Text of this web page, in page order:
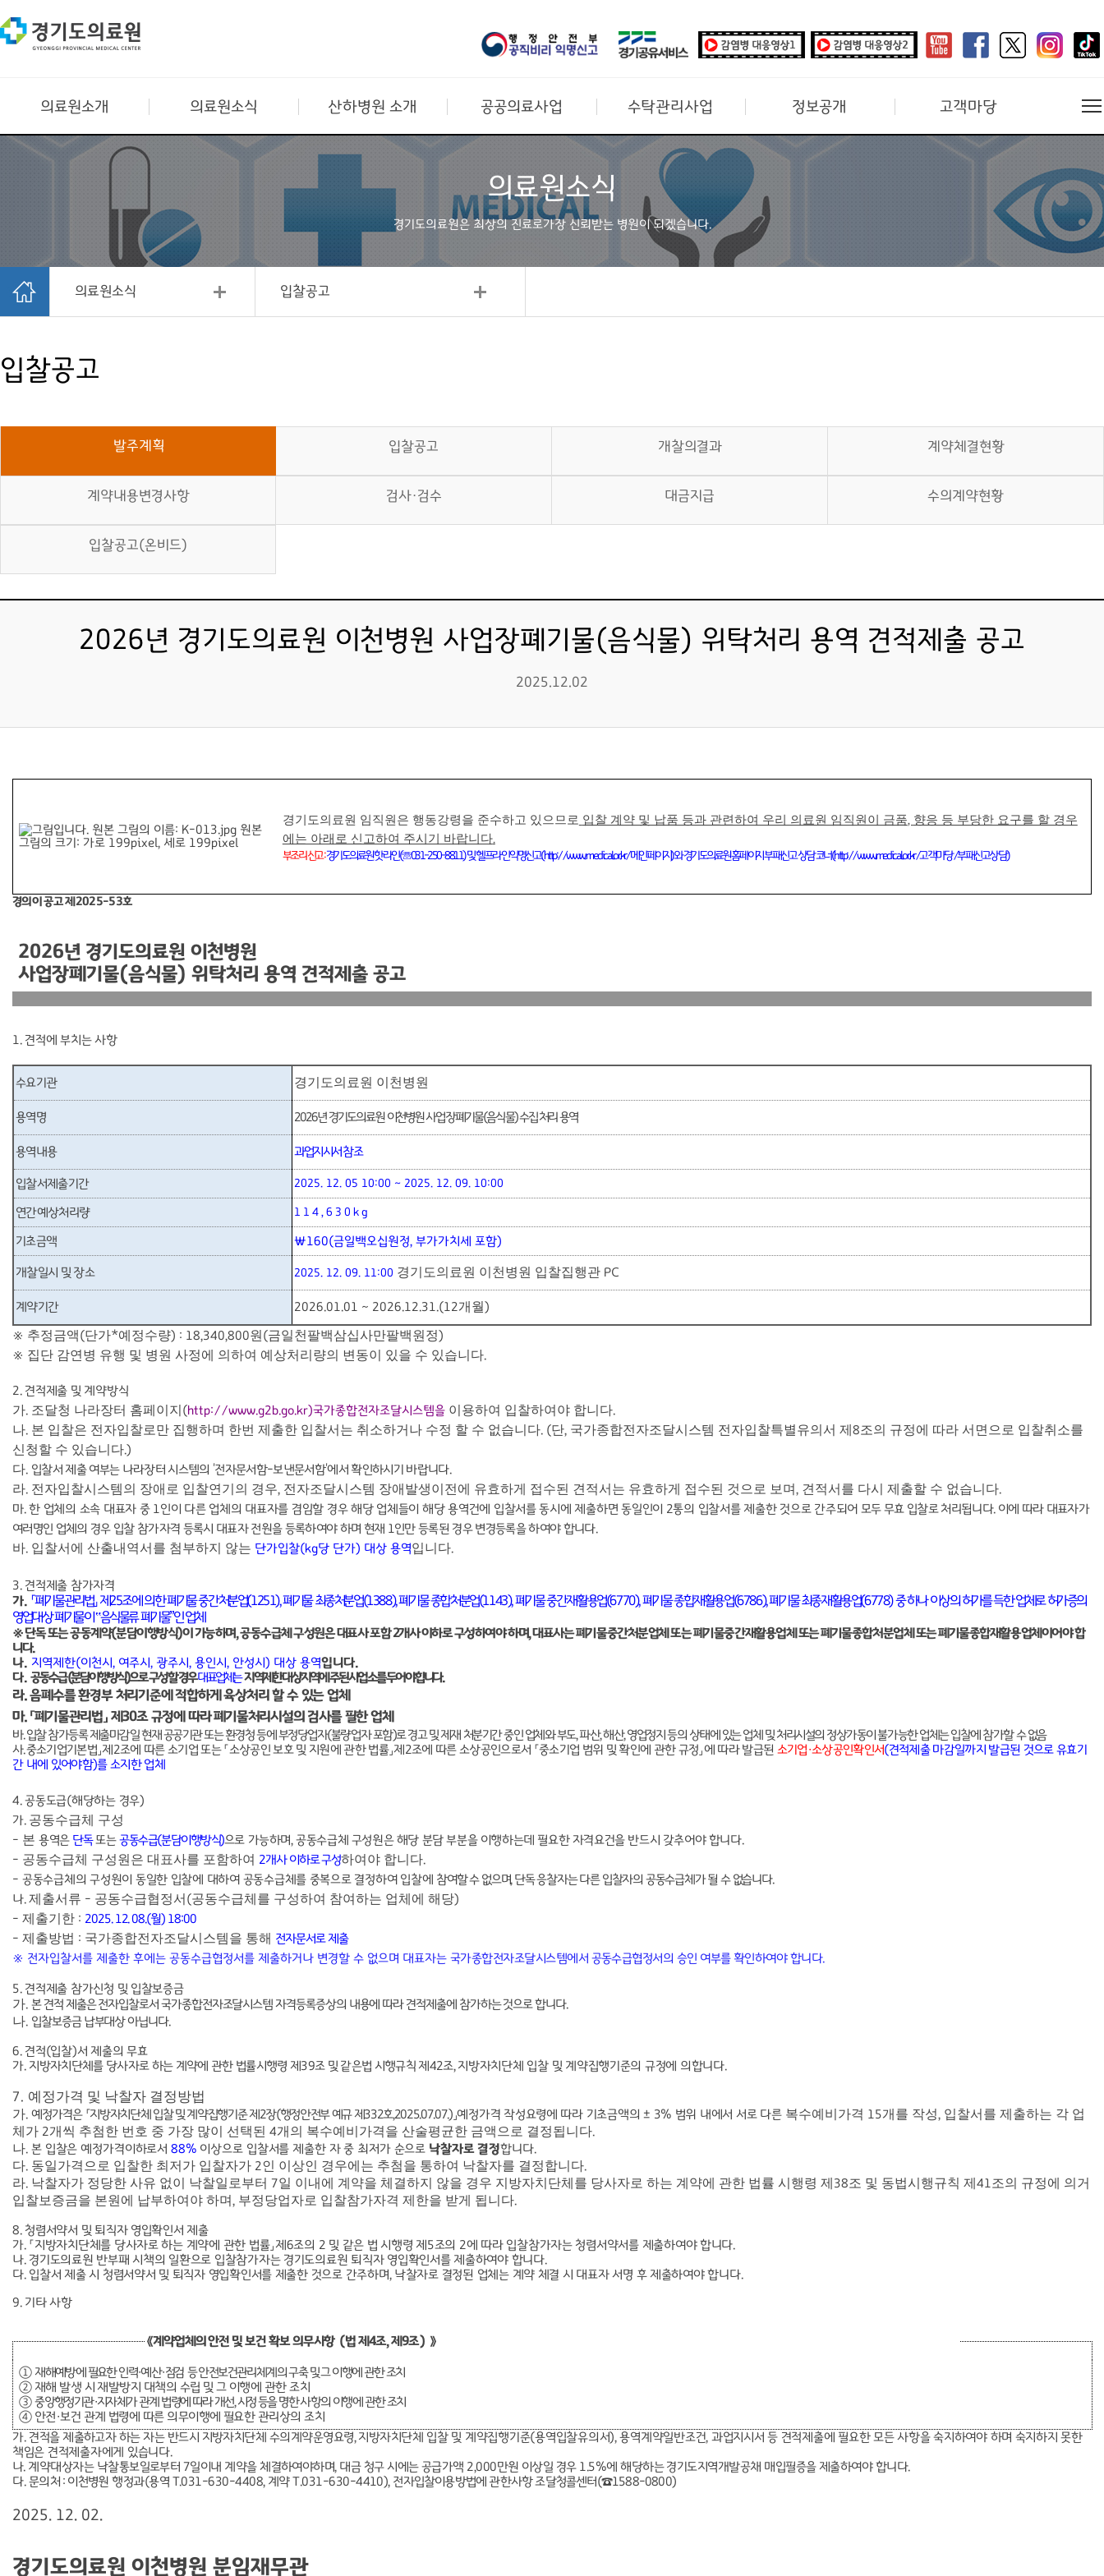
의료원소개 의료원소식 산하병원 소개 공공의료사업 수탁관리사업 정보공개 고객마당
의료원소식
경기도의료원은 최상의 진료로가장 신뢰받는 병원이 되겠습니다.
의료원소식 입찰공고
입찰공고
발주계획 입찰공고 개찰의결과 계약체결현황
계약내용변경사항 검사·검수 대금지급 수의계약현황
입찰공고(온비드)
2026년 경기도의료원 이천병원 사업장폐기물(음식물) 위탁처리 용역 견적제출 공고
2025.12.02
경기도의료원 임직원은 행동강령을 준수하고 있으므로 입찰 계약 및 납품 등과 관련하여 우리 의료원 임직원이 금품, 향응 등 부당한 요구를 할 경우
에는 아래로 신고하여 주시기 바랍니다.
부조리 신고:경기도의료원 핫라인(☏031-250-8811)및 헬프라인 익명신고(http://www. medical.or.kr/메인페이지)와 경기도의료원 홈페이지 부패신고 상담 코너(http://www.medical.or.kr/고객마당/부패신고상담)
경의이 공고 제 2025-53호
2026년 경기도의료원 이천병원
사업장폐기물(음식물) 위탁처리 용역 견적제출 공고
1. 견적에 부치는 사항
수요기관 경기도의료원 이천병원
용역명 2026년 경기도의료원 이천병원 사업장폐기물(음식물)수집 처리 용역
용역내용 과업지시서 참조
입찰서제출기간 2025. 12. 05 10:00 ~ 2025. 12. 09. 10:00
연간예상처리량 114,630kg
기초금액 ₩160(금일백오십원정, 부가가치세 포함)
개찰일시 및 장소 2025. 12. 09. 11:00 경기도의료원 이천병원 입찰집행관 PC
계약기간 2026.01.01 ~ 2026.12.31.(12개월)
※ 추정금액(단가*예정수량) : 18,340,800원 (금일천팔백삼십사만팔백원정)
※ 집단 감연병 유행 및 병원 사정에 의하여 예상처리량의 변동이 있을 수 있습니다.
2. 견적제출 및 계약방식
가. 조달청 나라장터 홈페이지 (http://www.g2b.go.kr)국가종합전자조달시스템을 이용하여 입찰하여야 합니다.
나. 본 입찰은 전자입찰로만 집행하며 한번 제출한 입찰서는 취소하거나 수정 할 수 없습니다. (단, 국가종합전자조달시스템 전자입찰특별유의서 제 8조의 규정에 따라 서면으로 입찰취소를
신청할 수 있습니다.)
다. 입찰서 제출 여부는 나라장터 시스템의 '전자문서함-보낸문서함'에서 확인하시기 바랍니다.
라. 전자입찰시스템의 장애로 입찰연기의 경우, 전자조달시스템 장애발생이전에 유효하게 접수된 견적서는 유효하게 접수된 것으로 보며 , 견적서를 다시 제출할 수 없습니다.
마.한 업체의 소속 대표자 중 1 인이 다른 업체의 대표자를 겸임할 경우 해당 업체들이 해당 용역건에 입찰서를 동시에 제출하면 동일인이 2통의 입찰서를 제출한 것으로 간주되어 모두 무효 입찰로 처리됩니다. 이에 따라 대표자가
여러명인 업체의 경우 입찰 참가자격 등록시 대표자 전원을 등록하여야 하며 현재 1 인만 등록된 경우 변경등록을 하여야 합니다.
바. 입찰서에 산출내역서를 첨부하지 않는 단가입찰(kg당 단가) 대상 용역입니다.
3. 견적제출 참가자격
가. 「폐기물관리법」제 25조에 의한 폐기물 중간처분업(1251),폐기물 최종처분업(1388),폐기물 종합처분업(1143),폐기물 중간재활용업(6770),폐기물 종합재활용업(6786),폐기물 최종재활용업(6778)중 하나 이상의 허가를 득한 업체로 허가증의
영업대상 폐기물이 ‟음식물류 폐기물”인 업체
※단독 또는 공동계약(분담이행방식)이 가능하며,공동수급체 구성원은 대표사 포함2개사 이하로 구성하여야 하며,대표사는 폐기물중간처분업체 또는 폐기물중간재활용업체 또는 폐기물종합처분업체 또는 폐기물종합재활용업체이어야 합
니다.
나. 지역제한(이천시 , 여주시 , 광주시 , 용인시 , 안성시 ) 대상 용역입니다.
다. 공동수급(분담이행방식)으로 구성 할 경우대표업체는 지역제한 대상지역에 주된 사업소를 두어야 합니다.
라.음폐수를 환경부 처리기준에 적합하게 육상처리 할 수 있는 업체
마. 「폐기물관리법 」 제 30조 규정에 따라 폐기물처리시설의 검사를 필한 업체
바.입찰 참가등록 제출마감일 현재 공공기관 또는 환경청 등에 부정당업자(불량업자 포함)로 경고 및 제재 처분기간 중인 업체와 부도,파산,해산,영업정지 등의 상태에 있는 업체 및 처리시설의 정상가동이 불가능한 업체는 입찰에 참가할 수 없음
사.중소기업기본법」제 2조에 따른 소기업 또는「소상공인 보호 및 지원에 관한 법률」제 2조에 따른 소상공인으로서 「중소기업 범위 및 확인에 관한 규정 」에 따라 발급된 소기업·소상공인확인서(견적제출 마감일까지 발급된 것으로 유효기
간 내에 있어야함)를 소지한 업체
4.공동도급(해당하는 경우)
가. 공동수급체 구성
- 본 용역은 단독 또는공동수급(분담이행방식)으로 가능하며,공동수급체 구성원은 해당 분담 부분을 이행하는데 필요한 자격요건을 반드시 갖추어야 합니다.
- 공동수급체 구성원은 대표사를 포함하여 2개사 이하로 구성하여야 합니다.
- 공동수급체의 구성원이 동일한 입찰에 대하여 공동수급체를 중복으로 결정하여 입찰에 참여할 수 없으며, 단독 응찰자는 다른 입찰자의 공동수급체가 될 수 없습니다.
나.제출서류 - 공동수급협정서 (공동수급체를 구성하여 참여하는 업체에 해당)
- 제출기한 : 2025. 12. 08.(월) 18:00
- 제출방법 : 국가종합전자조달시스템을 통해 전자문서로 제출
※ 전자입찰서를 제출한 후에는 공동수급협정서를 제출하거나 변경할 수 없으며 대표자는 국가종합전자조달시스템에서 공동수급협정서의 승인 여부를 확인하여야 합니다.
5. 견적제출 참가신청 및 입찰보증금
가. 본 견적 제출은 전자입찰로서 국가종합전자조달시스템 자격등록증상의 내용에 따라 견적제출에 참가하는 것으로 합니다.
나. 입찰보증금 납부대상 아닙니다.
6. 견적(입찰)서 제출의 무효
가. 지방자치단체를 당사자로 하는 계약에 관한 법률시행령 제 39조 및 같은법 시행규칙 제 42조, 지방자치단체 입찰 및 계약집행기준의 규정에 의합니다.
7. 예정가격 및 낙찰자 결정방법
가. 예정가격은 「지방자치단체 입찰 및 계약집행기준 제 2장(행정안전부 예규 제 332호,2025.07.07.)」예정가격 작성요령에 따라 기초금액의± 3% 범위 내에서 서로 다른 복수예비가격 15개를 작성, 입찰서를 제출하는 각 업
체가 2개씩 추첨한 번호 중 가장 많이 선택된 4개의 복수예비가격을 산술평균한 금액으로 결정됩니다.
나. 본 입찰은 예정가격이하로서 88% 이상으로 입찰서를 제출한 자 중 최저가 순으로 낙찰자로 결정합니다.
다. 동일가격으로 입찰한 최저가 입찰자가 2인 이상인 경우에는 추첨을 통하여 낙찰자를 결정합니다.
라. 낙찰자가 정당한 사유 없이 낙찰일로부터 7일 이내에 계약을 체결하지 않을 경우 지방자치단체를 당사자로 하는 계약에 관한 법률 시행령 제 38조 및 동법시행규칙 제 41 조의 규정에 의거
입찰보증금을 본원에 납부하여야 하며 , 부정당업자로 입찰참가자격 제한을 받게 됩니다.
8. 청렴서약서 및 퇴직자 영입확인서 제출
가. 「지방자치단체를 당사자로 하는 계약에 관한 법률」제 6조의 2 및 같은 법 시행령 제 5조의 2에 따라 입찰참가자는 청렴서약서를 제출하여야 합니다.
나. 경기도의료원 반부패 시책의 일환으로 입찰참가자는 경기도의료원 퇴직자 영입확인서를 제출하여야 합니다.
다. 입찰서 제출 시 청렴서약서 및 퇴직자 영입확인서를 제출한 것으로 간주하며, 낙찰자로 결정된 업체는 계약 체결 시 대표자 서명 후 제출하여야 합니다.
9. 기타 사항
《계약업체의 안전 및 보건 확보 의무사항（법 제4조,제 9조）》
① 재해예방에 필요한 인력·예산·점검 등 안전보건관리체계의 구축 및 그 이행에 관한 조치
② 재해 발생 시 재발방지 대책의 수립 및 그 이행에 관한 조치
③ 중앙행정기관·지자체가 관계 법령에 따라 개선,시정 등을 명한 사항의 이행에 관한 조치
④ 안전·보건 관계 법령에 따른 의무이행에 필요한 관리상의 조치
가. 견적을 제출하고자 하는 자는 반드시 지방자치단체 수의계약운영요령, 지방자치단체 입찰 및 계약집행기준(용역입찰유의서),용역계약일반조건, 과업지시서 등 견적제출에 필요한 모든 사항을숙지하여야 하며 숙지하지 못한
책임은 견적제출자에게 있습니다.
나. 계약대상자는 낙찰통보일로부터 7일이내 계약을 체결하여야하며, 대금 청구 시에는 공급가액 2,000만원 이상일 경우 1.5%에 해당하는 경기도지역개발공채 매입필증을 제출하여야 합니다.
다.문의처 : 이천병원 행정과(용역 T.031-630-4408, 계약T.031-630-4410), 전자입찰이용방법에 관한사항 조달청콜센터(☎1588-0800)
2025. 12. 02.
경기도의료원 이천병원 분임재무관